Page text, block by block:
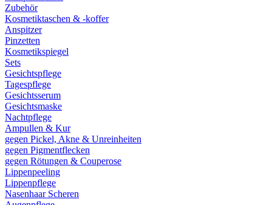
Zubehör
Kosmetiktaschen & -koffer
Anspitzer
Pinzetten
Kosmetikspiegel
Sets
Gesichtspflege
Tagespflege
Gesichtsserum
Gesichtsmaske
Nachtpflege
Ampullen & Kur
gegen Pickel, Akne & Unreinheiten
gegen Pigmentflecken
gegen Rötungen & Couperose
Lippenpeeling
Lippenpflege
Nasenhaar Scheren